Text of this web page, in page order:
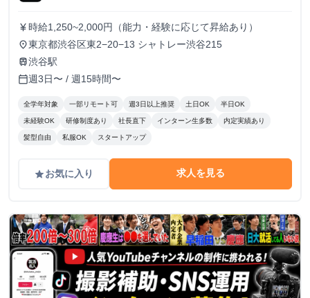
currency_yen 時給1,250~2,000円（能力・経験に応じて昇給あり）
place東京都渋谷区東2−20−13 シャトレー渋谷215
train渋谷駅
calendar_today週3日〜 / 週15時間〜
全学年対象 一部リモート可 週3日以上推奨 土日OK 半日OK
未経験OK 研修制度あり 社長直下 インターン生多数 内定実績あり
髪型自由 私服OK スタートアップ
gradeお気に入り 求人を見る